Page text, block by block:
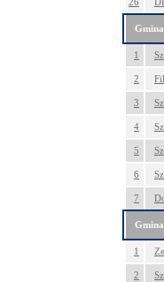
1
2
3
4
5
6
7
1
2